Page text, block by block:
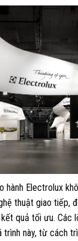
hành Electrolux
thuật giao tiếp,
quả tối ưu. Các
trình này, từ cách